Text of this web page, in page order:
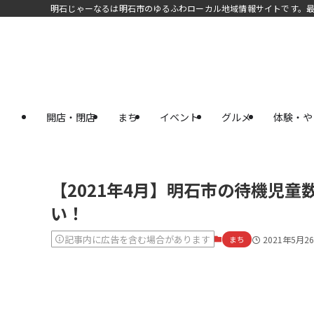
明石じゃーなるは明石市のゆるふわローカル地域情報サイトです。
開店・閉店 まち イベント グルメ 体験・
【2021年4月】明石市の待機児
い！
記事内に広告を含む場合があります まち 2021年5月